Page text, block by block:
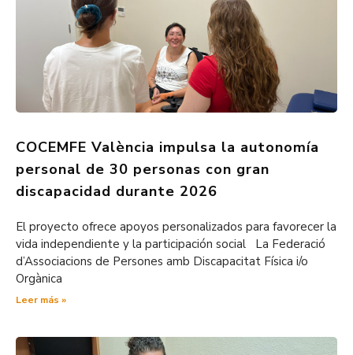
COCEMFE València impulsa la autonomía
personal de 30 personas con gran
discapacidad durante 2026
El proyecto ofrece apoyos personalizados para favorecer la
vida independiente y la participación social La Federació
d’Associacions de Persones amb Discapacitat Física i/o
Orgànica
Leer más »